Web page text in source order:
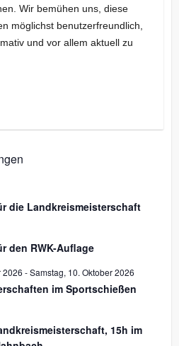
Wir bemühen uns, diese
möglichst benutzerfreundlich,
und vor allem aktuell zu
die Landkreismeisterschaft
den RWK-Auflage
2026 -Samstag, 10. Oktober 2026
im Sportschießen
15h im